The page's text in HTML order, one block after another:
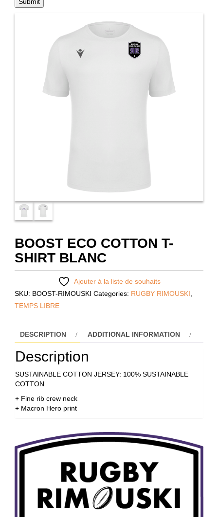
BOOST ECO COTTON T-
SHIRT BLANC
Ajouter à la liste de souhaits
SKU: BOOST-RIMOUSKI Categories: RUGBY RIMOUSKI
TEMPS LIBRE
DESCRIPTION ADDITIONAL INFORMATION
Description
SUSTAINABLE COTTON JERSEY: 100% SUSTAINABLE
COTTON
+ Fine rib crew neck
+ Macron Hero print